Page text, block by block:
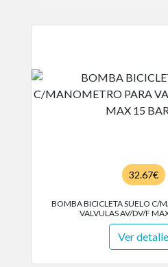
32.67€
BOMBA BICICLETA SUELO C/
VALVULAS AV/DV/F
Ver detalle